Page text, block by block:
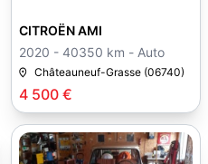
4 500 €
CITROËN AMI
2020 - 40350 km - Auto
Châteauneuf-Grasse (06740)